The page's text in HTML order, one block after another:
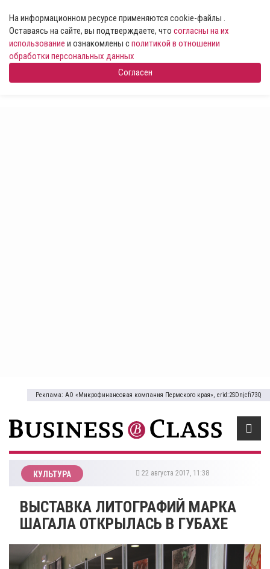
На информационном ресурсе применяются cookie-файлы .
Оставаясь на сайте, вы подтверждаете, что согласны на их
использование и ознакомлены сполитикой в отношении
обработки персональных данных
Согласен
Реклама: АО «Микрофинансовая компания Пермского края», erid:2SDnjcfi73Q
КУЛЬТУРА 22 августа 2017, 11:38
ВЫСТАВКА ЛИТОГРАФИЙ МАРКА
ШАГАЛА ОТКРЫЛАСЬ В ГУБАХЕ